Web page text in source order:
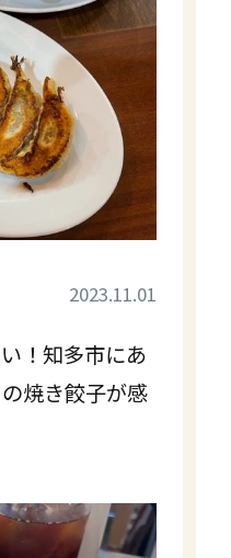
2023.11.01
！知多市にあ
焼き餃子が感